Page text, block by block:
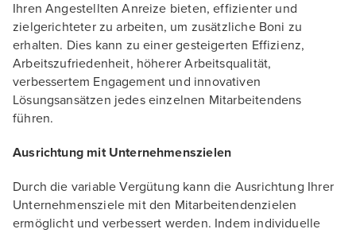
Ihren Angestellten Anreize bieten, effizienter und
zielgerichteter zu arbeiten, um zusätzliche Boni zu
erhalten. Dies kann zu einer gesteigerten Effizienz,
Arbeitszufriedenheit, höherer Arbeitsqualität,
verbessertem Engagement und innovativen
Lösungsansätzen jedes einzelnen Mitarbeitendens
führen.
Ausrichtung mit Unternehmenszielen
Durch die variable Vergütung kann die Ausrichtung Ihrer
Unternehmensziele mit den Mitarbeitendenzielen
ermöglicht und verbessert werden. Indem individuelle